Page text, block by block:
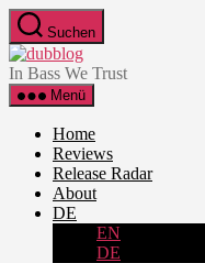
Zum
Inhalt
springen
Suchen
dubblog
In Bass We Trust
Menü
Home
Reviews
Release Radar
About
DE
EN
DE